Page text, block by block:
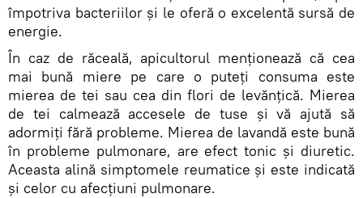
împotriva bacteriilor și le oferă o excelentă sursă de
energie.
În caz de răceală, apicultorul menționează că cea
mai bună miere pe care o puteți consuma este
mierea de tei sau cea din flori de levănțică. Mierea
de tei calmează accesele de tuse și vă ajută să
adormiți fără probleme. Mierea de lavandă este bună
în probleme pulmonare, are efect tonic și diuretic.
Aceasta alină simptomele reumatice și este indicată
și celor cu afecțiuni pulmonare.